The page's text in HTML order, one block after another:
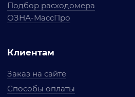
Подбор расходомера
ОЗНА-МассПро
Клиентам
Заказ на сайте
Способы оплаты